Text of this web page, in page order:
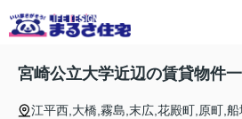
宮崎公立大学近辺の賃貸物件